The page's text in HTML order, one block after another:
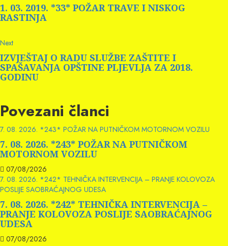
Reading
post:
1. 03. 2019. *33* POŽAR TRAVE I NISKOG
RASTINJA
NextNext
post:
IZVJEŠTAJ O RADU SLUŽBE ZAŠTITE I
SPAŠAVANJA OPŠTINE PLJEVLJA ZA 2018.
GODINU
Povezani članci
7. 08. 2026. *243* POŽAR NA PUTNIČKOM MOTORNOM VOZILU
7. 08. 2026. *243* POŽAR NA PUTNIČKOM
MOTORNOM VOZILU
07/08/2026
7. 08. 2026. *242* TEHNIČKA INTERVENCIJA – PRANJE KOLOVOZA
POSLIJE SAOBRAĆAJNOG UDESA
7. 08. 2026. *242* TEHNIČKA INTERVENCIJA –
PRANJE KOLOVOZA POSLIJE SAOBRAĆAJNOG
UDESA
07/08/2026